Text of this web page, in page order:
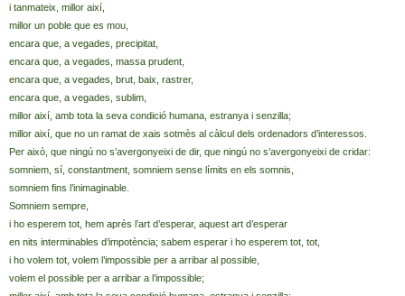
i tanmateix, millor així,
millor un poble que es mou,
encara que, a vegades, precipitat,
encara que, a vegades, massa prudent,
encara que, a vegades, brut, baix, rastrer,
encara que, a vegades, sublim,
millor així, amb tota la seva condició humana, estranya i senzilla;
millor així, que no un ramat de xais sotmès al càlcul dels ordenadors d’interessos.
Per això, que ningú no s’avergonyeixi de dir, que ningú no s’avergonyeixi de cridar:
somniem, sí, constantment, somniem sense límits en els somnis,
somniem fins l’inimaginable.
Somniem sempre,
i ho esperem tot, hem après l’art d’esperar, aquest art d’esperar
en nits interminables d’impotència; sabem esperar i ho esperem tot, tot,
i ho volem tot, volem l’impossible per a arribar al possible,
volem el possible per a arribar a l’impossible;